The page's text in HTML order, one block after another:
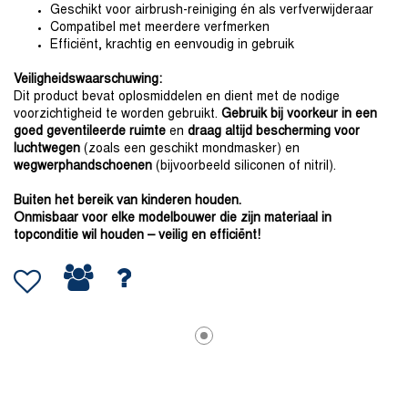
Geschikt voor airbrush-reiniging én als verfverwijderaar
Compatibel met meerdere verfmerken
Efficiënt, krachtig en eenvoudig in gebruik
Veiligheidswaarschuwing:
Dit product bevat oplosmiddelen en dient met de nodige
voorzichtigheid te worden gebruikt. Gebruik bij voorkeur in een
goed geventileerde ruimte en draag altijd bescherming voor
luchtwegen (zoals een geschikt mondmasker) en
wegwerphandschoenen (bijvoorbeeld siliconen of nitril).
Buiten het bereik van kinderen houden.
Onmisbaar voor elke modelbouwer die zijn materiaal in
topconditie wil houden – veilig en efficiënt!